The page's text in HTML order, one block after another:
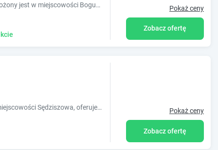
Obiekt Apartamenty pod Dzikowcem położony jest w miejscowości Boguszów-Gorce w regionie dolnośląskie i oferuje bezpłatne Wi-Fi, plac zabaw, bez Pokaż ceny
Zobacz ofertę
Obiekt Wspaniały Zakątek, położony w miejscowości Sędziszowa, oferuje dostęp do ogrodu z tarasem. Odległość ważnych miejsc od obiektu: West Pokaż ceny
Zobacz ofertę